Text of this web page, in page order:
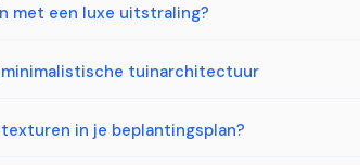
met een luxe uitstraling?
tuinarchitectuur
in je beplantingsplan?